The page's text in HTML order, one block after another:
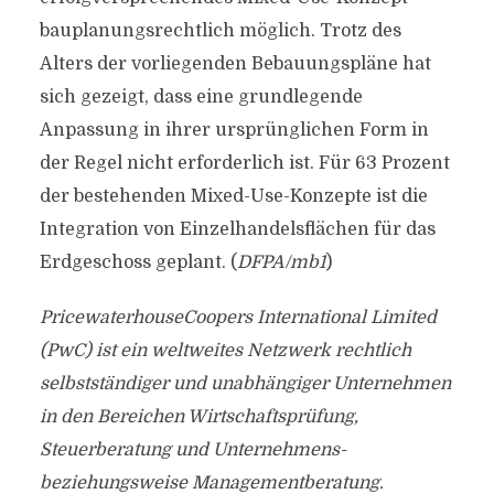
bauplanungsrechtlich möglich. Trotz des
Alters der vorliegenden Bebauungspläne hat
sich gezeigt, dass eine grundlegende
Anpassung in ihrer ursprünglichen Form in
der Regel nicht erforderlich ist. Für 63 Prozent
der bestehenden Mixed-Use-Konzepte ist die
Integration von Einzelhandelsflächen für das
Erdgeschoss geplant. (DFPA/mb1)
PricewaterhouseCoopers International Limited
(PwC) ist ein weltweites Netzwerk rechtlich
selbstständiger und unabhängiger Unternehmen
in den Bereichen Wirtschaftsprüfung,
Steuerberatung und Unternehmens-
beziehungsweise Managementberatung.